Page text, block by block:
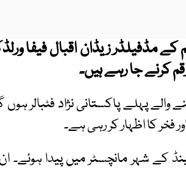
کرنے جا رہے ہیں۔
والے پہلے پاکستانی نژاد فٹبالر
فخر کا اظہار کر رہی ہے۔
کے شہر مانچسٹر میں پیدا ہوئے۔